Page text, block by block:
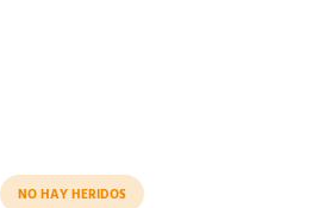
NO HAY HERIDOS